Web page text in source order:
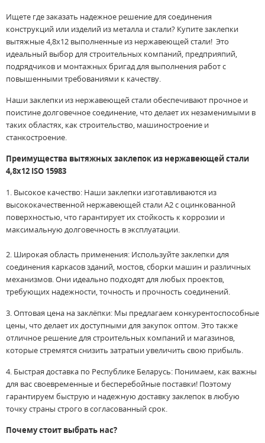
Ищете где заказать надежное решение для соединения
конструкций или изделий из металла и стали? Купите заклепки
вытяжные 4,8х12 выполненные из нержавеющей стали! Это
идеальный выбор для строительных компаний, предприяпий,
подрядчиков и монтажных бригад для выполнения работ с
повышенными требованиями к качеству.
Наши заклепки из нержавеющей стали обеспечивают прочное и
поистине долговечное соединение, что делает их незаменимыми в
таких областях, как строительство, машиностроение и
станкостроение.
Преимущества вытяжных заклепок из нержавеющей стали
4,8х12 ISO 15983
1. Высокое качество: Наши заклепки изготавливаются из
высококачественной нержавеющей стали А2 с оцинкованной
поверхностью, что гарантирует их стойкость к коррозии и
максимальную долговечность в эксплуатации.
2. Широкая область применения: Используйте заклепки для
соединения каркасов зданий, мостов, сборки машин и различных
механизмов. Они идеально подходят для любых проектов,
требующих надежности, точность и прочность соединений.
3. Оптовая цена на заклёпки: Мы предлагаем конкурентоспособные
цены, что делает их доступными для закупок оптом. Это также
отличное решение для строительных компаний и магазинов,
которые стремятся снизить затратыи увеличить свою прибыль.
4. Быстрая доставка по Республике Беларусь: Понимаем, как важны
для вас своевременные и бесперебойные поставки! Поэтому
гарантируем быструю и надежную доставку заклепок в любую
точку страны строго в согласованный срок.
Почему стоит выбрать нас?